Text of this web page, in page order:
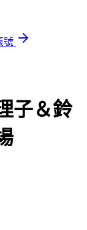
號
子＆鈴